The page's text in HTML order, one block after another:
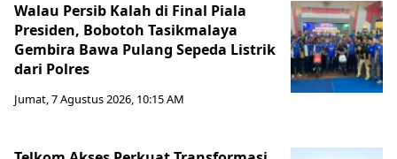
Walau Persib Kalah di Final Piala
Presiden, Bobotoh Tasikmalaya
Gembira Bawa Pulang Sepeda Listrik
dari Polres
Jumat, 7 Agustus 2026, 10:15 AM